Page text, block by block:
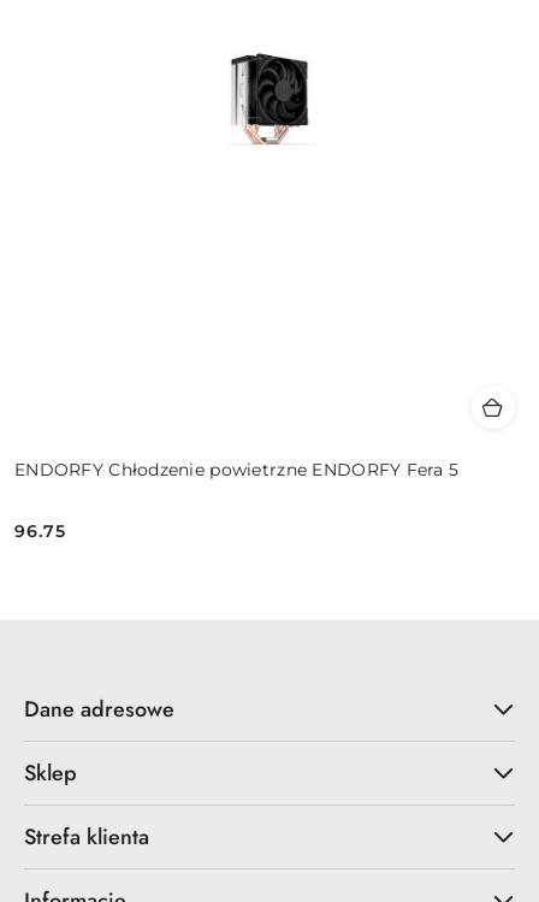
ENDORFY Chłodzenie powietrzne ENDORFY Fera 5
Cena:
96.75
Dane adresowe
Sklep
Strefa klienta